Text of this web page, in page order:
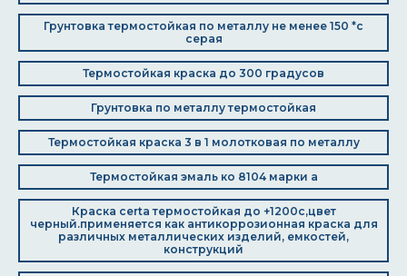
Грунтовка термостойкая по металлу не менее 150 *с
серая
Термостойкая краска до 300 градусов
Грунтовка по металлу термостойкая
Термостойкая краска 3 в 1 молотковая по металлу
Термостойкая эмаль ко 8104 марки а
Краска certa термостойкая до +1200с,цвет
черный.применяется как антикоррозионная краска для
различных металлических изделий, емкостей,
конструкций